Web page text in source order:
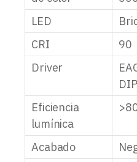
LED
CRI
90
Driver
Eficiencia
lumínica
Acabado